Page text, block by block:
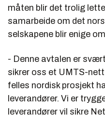
måten blir det trolig
samarbeide om det
selskapene blir enige
- Denne avtalen er
sikrer oss et UMTS-
felles nordisk prosjekt
leverandører. Vi er
leverandører vil sikre